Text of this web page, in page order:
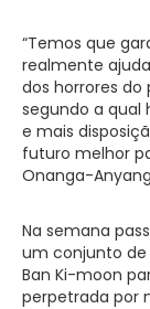
“Temos que
realmente
dos horrores
segundo a qual
e mais
futuro melhor
Onanga-
Na semana
um conjunto de
Ban Ki-moon
perpetrada por